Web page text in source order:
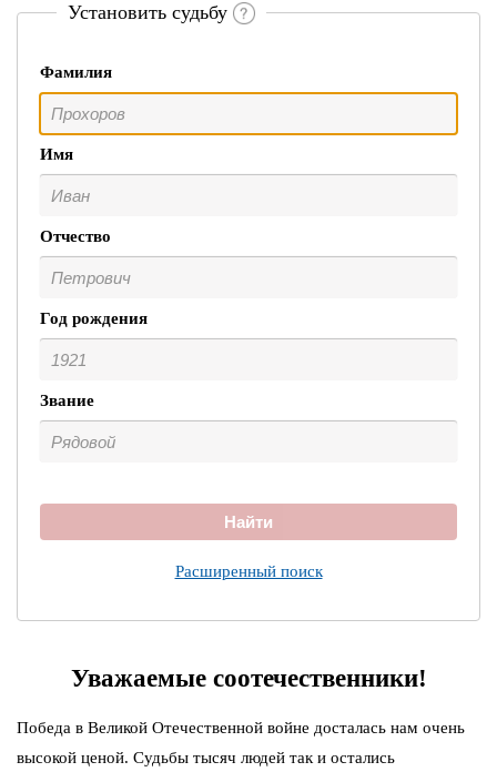
Установить судьбу
Фамилия
Имя
Отчество
Год рождения
Звание
Найти
Расширенный поиск
Уважаемые соотечественники!
Победа в Великой Отечественной войне досталась нам очень
высокой ценой. Судьбы тысяч людей так и остались